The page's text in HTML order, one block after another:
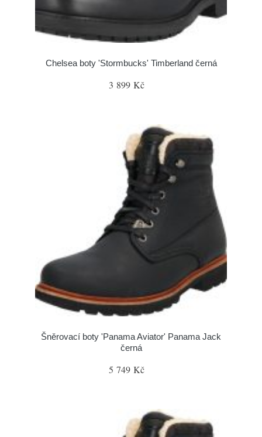
Chelsea boty 'Stormbucks' Timberland černá
3 899 Kč
Šněrovací boty 'Panama Aviator' Panama Jack
černá
5 749 Kč